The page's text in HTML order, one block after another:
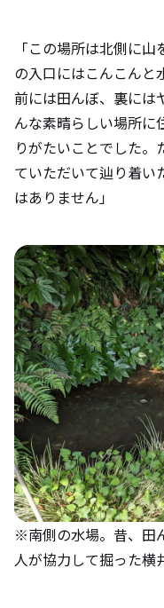
「この場所は北側に
の入口にはこんこんと
前には田んぼ、裏には
んな素晴らしい場所に
りがたいことでした
ていただいて辿り着い
はありません」
※南側の水場。昔、田
人が協力して掘った横